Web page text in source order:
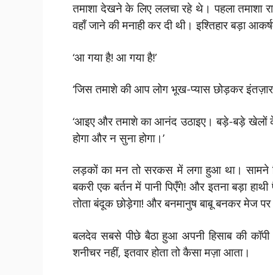
तमाशा देखने के लिए ललचा रहे थे। पहला तमाशा
वहाँ जाने की मनाही कर दी थी। इश्तिहार बड़ा
‘आ गया है! आ गया है!’
‘जिस तमाशे की आप लोग भूख-प्यास छोड़कर
‘आइए और तमाशे का आनंद उठाइए। बड़े-बड़े खेलों
होगा और न सुना होगा।’
लड़कों का मन तो सरकस में लगा हुआ था। सामने
बकरी एक बर्तन में पानी पिएँगे! और इतना बड़ा
तोता बंदूक छोड़ेगा! और बनमानुष बाबू बनकर मेज पर
बलदेव सबसे पीछे बैठा हुआ अपनी हिसाब की
शनीचर नहीं, इतवार होता तो कैसा मज़ा आता।